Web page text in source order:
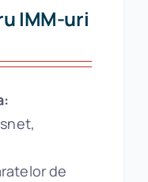
IMM-uri
de